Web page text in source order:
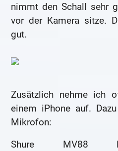
nimmt den Schall sehr
vor der Kamera sitze.
gut.
Zusätzlich nehme ich
einem iPhone auf.
Mikrofon:
Shure MV88